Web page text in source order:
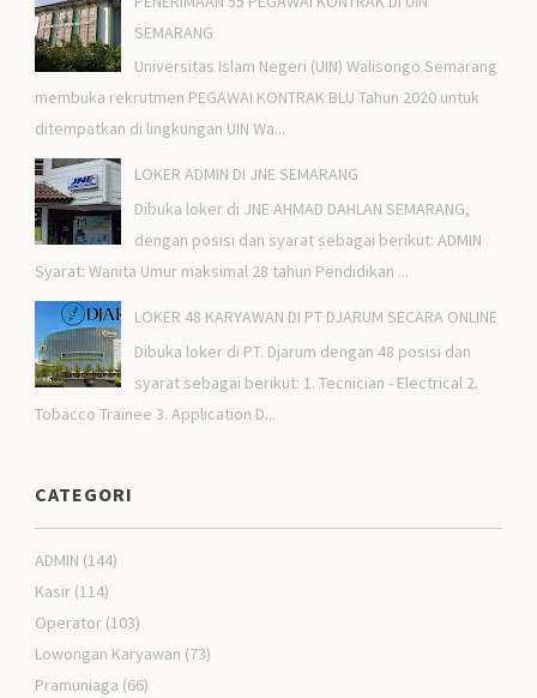
SEMARANG
Universitas Islam Negeri (UIN) Walisongo Semarang
membuka rekrutmen PEGAWAI KONTRAK BLU Tahun 2020 untuk
ditempatkan di lingkungan UIN Wa...
LOKER ADMIN DI JNE SEMARANG
Dibuka loker di JNE AHMAD DAHLAN SEMARANG,
dengan posisi dan syarat sebagai berikut: ADMIN
Syarat: Wanita Umur maksimal 28 tahun Pendidikan ...
LOKER 48 KARYAWAN DI PT DJARUM SECARA ONLINE
Dibuka loker di PT. Djarum dengan 48 posisi dan
syarat sebagai berikut: 1. Tecnician - Electrical 2.
Tobacco Trainee 3. Application D...
CATEGORI
ADMIN (144)
Kasir (114)
Operator (103)
Lowongan Karyawan (73)
Pramuniaga (66)